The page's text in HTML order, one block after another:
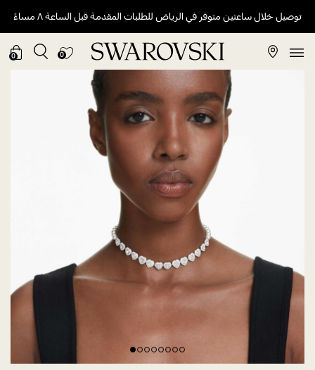
توصيل خلال ساعتين متوفر في الرياض للطلبات المقدمة قبل الساعة ٨ مساءً
0
0